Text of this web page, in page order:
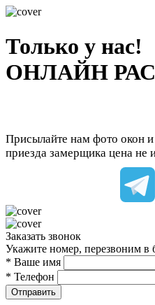
Только у нас!
ОНЛАЙН
Присылайте нам фото окон
приезда замерщика цена не
Заказать звонок
Укажите номер, перезвоним в
* Ваше имя
* Телефон
Отправить